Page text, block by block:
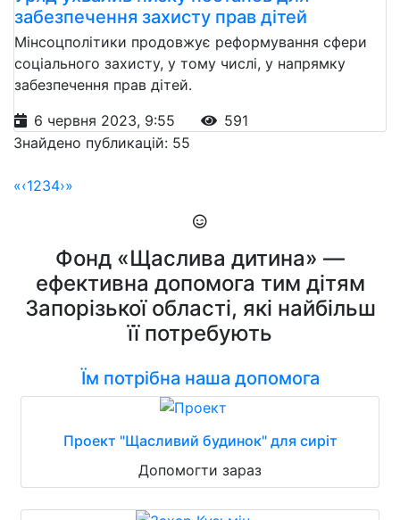
забезпечення захисту прав дітей
Мінсоцполітики продовжує реформування сфери
соціального захисту, у тому числі, у напрямку
забезпечення прав дітей.
6 червня 2023, 9:55
591
Знайдено публикацій: 55
«‹1234›»
Фонд «Щаслива дитина» —
ефективна допомога тим дітям
Запорізької області, які найбільш
її потребують
Їм потрібна наша допомога
Проект "Щасливий будинок" для сиріт
Допомогти зараз